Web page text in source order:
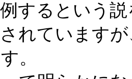
するという
れています
。